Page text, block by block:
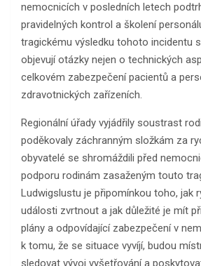
nemocnicích v posledních letech
pravidelných kontrol a školení
tragickému výsledku tohoto incidentu
objevují otázky nejen o technických
celkovém zabezpečení pacientů a
zdravotnických zařízeních.
Regionální úřady vyjádřily soustrast
poděkovaly záchranným složkám za
obyvatelé se shromáždili před
podporu rodinám zasaženým touto
Ludwigslustu je připomínkou toho, jak
události zvrtnout a jak důležité je mít
plány a odpovídající zabezpečení v
k tomu, že se situace vyvíjí, budou
sledovat vývoj vyšetřování a